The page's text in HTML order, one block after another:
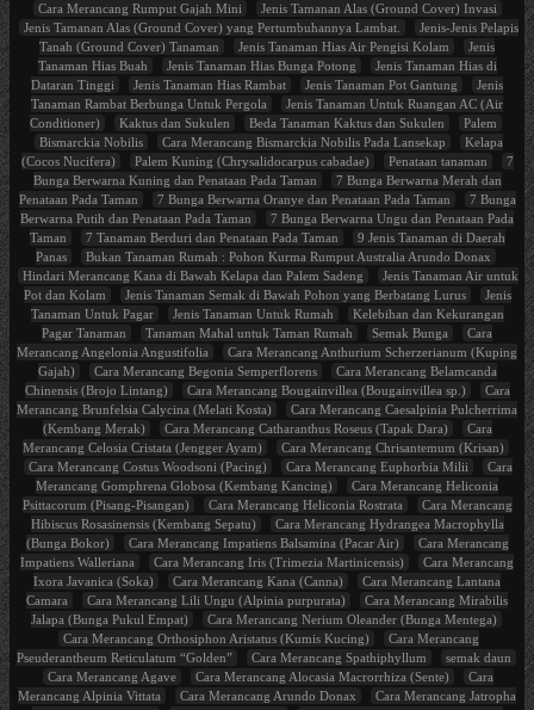
Cara Merancang Rumput Gajah Mini
Jenis Tamanan Alas (Ground Cover) Invasi
Jenis Tamanan Alas (Ground Cover) yang Pertumbuhannya Lambat.
Jenis-Jenis Pelapis
Tanah (Ground Cover) Tanaman
Jenis Tanaman Hias Air Pengisi Kolam
Jenis
Tanaman Hias Buah
Jenis Tanaman Hias Bunga Potong
Jenis Tanaman Hias di
Dataran Tinggi
Jenis Tanaman Hias Rambat Jenis Tanaman Pot Gantung
Jenis
Tanaman Rambat Berbunga Untuk Pergola
Jenis Tanaman Untuk Ruangan AC (Air
Conditioner)
Kaktus dan Sukulen Beda Tanaman Kaktus dan Sukulen
Palem
Bismarckia Nobilis
Cara Merancang Bismarckia Nobilis Pada Lansekap
Kelapa
(Cocos Nucifera)
Palem Kuning (Chrysalidocarpus cabadae) Penataan tanaman
7
Bunga Berwarna Kuning dan Penataan Pada Taman
7 Bunga Berwarna Merah dan
Penataan Pada Taman
7 Bunga Berwarna Oranye dan Penataan Pada Taman
7 Bunga
Berwarna Putih dan Penataan Pada Taman
7 Bunga Berwarna Ungu dan Penataan Pada
Taman
7 Tanaman Berduri dan Penataan Pada Taman
9 Jenis Tanaman di Daerah
Panas
Bukan Tanaman Rumah : Pohon Kurma Rumput Australia Arundo Donax
Hindari Merancang Kana di Bawah Kelapa dan Palem Sadeng
Jenis Tanaman Air untuk
Pot dan Kolam
Jenis Tanaman Semak di Bawah Pohon yang Berbatang Lurus
Jenis
Tanaman Untuk Pagar
Jenis Tanaman Untuk Rumah
Kelebihan dan Kekurangan
Pagar Tanaman
Tanaman Mahal untuk Taman Rumah Semak Bunga
Cara
Merancang Angelonia Angustifolia
Cara Merancang Anthurium Scherzerianum (Kuping
Gajah)
Cara Merancang Begonia Semperflorens
Cara Merancang Belamcanda
Chinensis (Brojo Lintang)
Cara Merancang Bougainvillea (Bougainvillea sp.)
Cara
Merancang Brunfelsia Calycina (Melati Kosta)
Cara Merancang Caesalpinia Pulcherrima
(Kembang Merak)
Cara Merancang Catharanthus Roseus (Tapak Dara)
Cara
Merancang Celosia Cristata (Jengger Ayam)
Cara Merancang Chrisantemum (Krisan)
Cara Merancang Costus Woodsoni (Pacing)
Cara Merancang Euphorbia Milii
Cara
Merancang Gomphrena Globosa (Kembang Kancing)
Cara Merancang Heliconia
Psittacorum (Pisang-Pisangan)
Cara Merancang Heliconia Rostrata
Cara Merancang
Hibiscus Rosasinensis (Kembang Sepatu)
Cara Merancang Hydrangea Macrophylla
(Bunga Bokor)
Cara Merancang Impatiens Balsamina (Pacar Air)
Cara Merancang
Impatiens Walleriana
Cara Merancang Iris (Trimezia Martinicensis)
Cara Merancang
Ixora Javanica (Soka)
Cara Merancang Kana (Canna)
Cara Merancang Lantana
Camara
Cara Merancang Lili Ungu (Alpinia purpurata)
Cara Merancang Mirabilis
Jalapa (Bunga Pukul Empat)
Cara Merancang Nerium Oleander (Bunga Mentega)
Cara Merancang Orthosiphon Aristatus (Kumis Kucing)
Cara Merancang
Pseuderantheum Reticulatum “Golden”
Cara Merancang Spathiphyllum
semak daun
Cara Merancang Agave
Cara Merancang Alocasia Macrorrhiza (Sente)
Cara
Merancang Alpinia Vittata
Cara Merancang Arundo Donax
Cara Merancang Jatropha